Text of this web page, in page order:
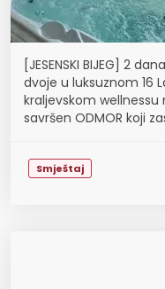
[JESENSKI BIJEG] 2
dvoje u luksuznom 16
kraljevskom wellnessu
savršen ODMOR koji
Smještaj